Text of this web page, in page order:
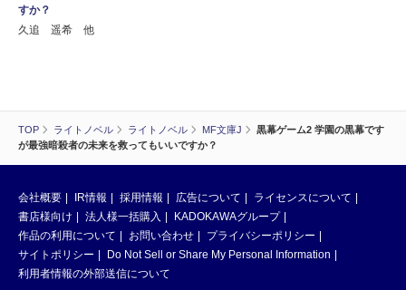
TOP ライトノベル ライトノベル MF文庫J
黒幕ゲーム2 学園の黒幕です
が最強暗殺者の未来を救ってもいいですか？
すか？
久追 遥希 他
会社概要 IR情報 採用情報 広告について
ライセンスについて
書店様向け
法人様一括購入
KADOKAWAグループ
作品の利用について
お問い合わせ
プライバシーポリシー
サイトポリシー
Do Not Sell or Share My Personal Information
利用者情報の外部送信について